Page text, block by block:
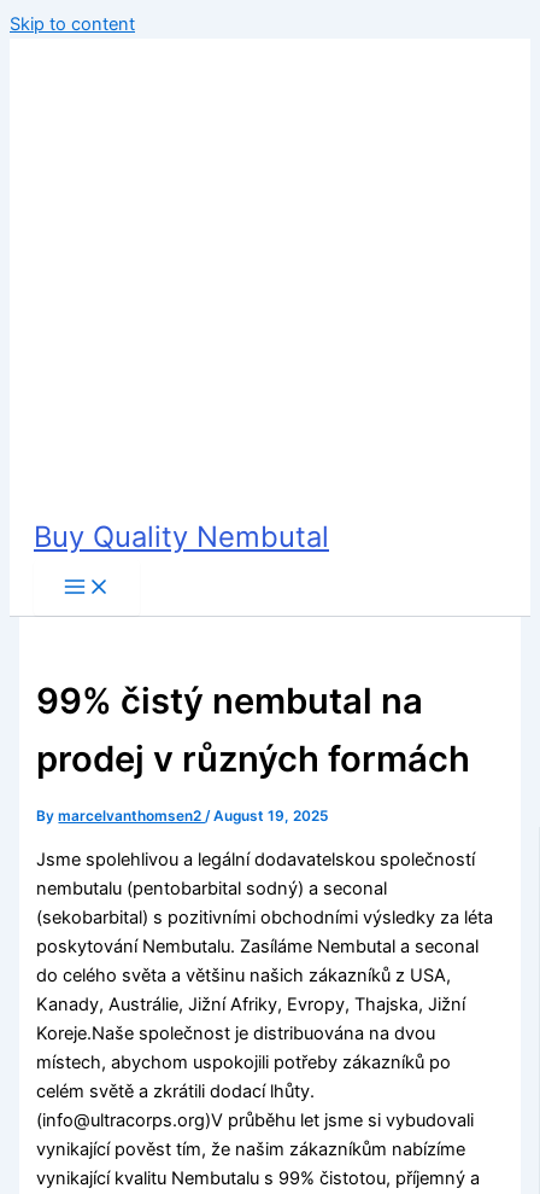
Skip to content
Buy Quality Nembutal
99% čistý nembutal na
prodej v různých formách
Bymarcelvanthomsen2/August 19, 2025
Jsme spolehlivou a legální dodavatelskou společností
nembutalu (pentobarbital sodný) a seconal
(sekobarbital) s pozitivními obchodními výsledky za léta
poskytování Nembutalu. Zasíláme Nembutal a seconal
do celého světa a většinu našich zákazníků z USA,
Kanady, Austrálie, Jižní Afriky, Evropy, Thajska, Jižní
Koreje.Naše společnost je distribuována na dvou
místech, abychom uspokojili potřeby zákazníků po
celém světě a zkrátili dodací lhůty.
(info@ultracorps.org)V průběhu let jsme si vybudovali
vynikající pověst tím, že našim zákazníkům nabízíme
vynikající kvalitu Nembutalu s 99% čistotou, příjemný a